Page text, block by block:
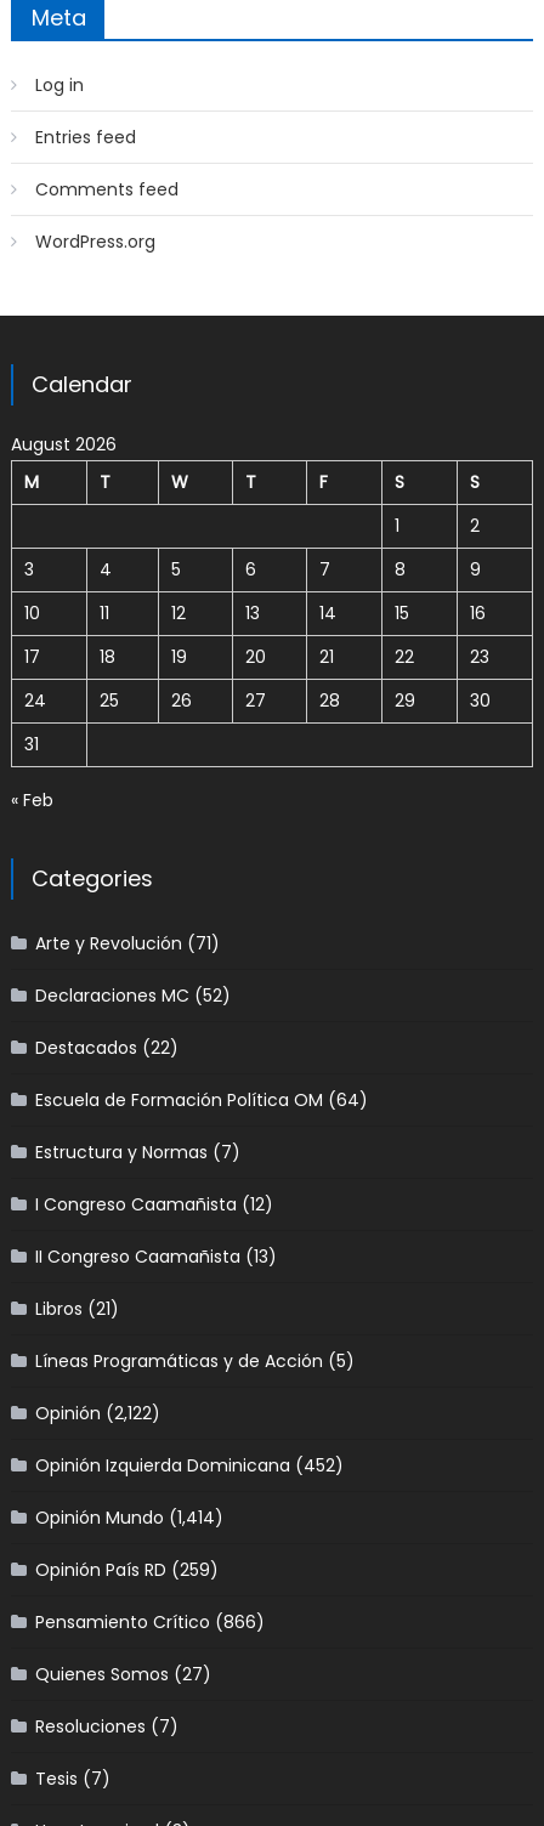
Meta
Log in
Entries feed
Comments feed
WordPress.org
Calendar
August 2026
M
T W T F S
S
1
2
3
4 5 6 7 8
9
10
11 12 13 14 15
16
17
18 19 20 21 22
23
24
25 26 27 28 29
30
31
« Feb
Categories
Arte y Revolución (71)
Declaraciones MC (52)
Destacados (22)
Escuela de Formación Política OM (64)
Estructura y Normas (7)
I Congreso Caamañista (12)
II Congreso Caamañista (13)
Libros (21)
Líneas Programáticas y de Acción (5)
Opinión (2,122)
Opinión Izquierda Dominicana (452)
Opinión Mundo (1,414)
Opinión País RD (259)
Pensamiento Crítico (866)
Quienes Somos (27)
Resoluciones (7)
Tesis (7)